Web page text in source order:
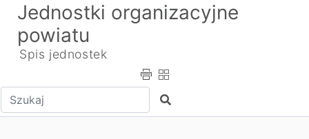
Jednostki organizacyjne
powiatu
Spis jednostek
Wpisz tekst do wyszukania Szukaj